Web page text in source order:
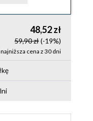
48,52 zł
59,90 zł(-19%)
cena z 30 dni